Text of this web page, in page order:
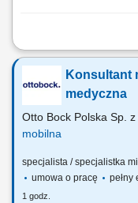
Zakres obowiązków:
urządzeń produkcyjnych.
produkcyjnego. Dbanie o
maszyn. Obsługa paneli
Prowadzenie dokumentacji
Konsultant
medyczna
Otto Bock Polska Sp. z
mobilna
specjalista / specjalistka
umowa o pracę
pełny
1 godz.